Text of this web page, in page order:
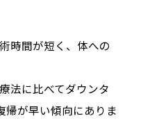
時間が短く、体への
法に比べてダウンタ
帰が早い傾向にありま